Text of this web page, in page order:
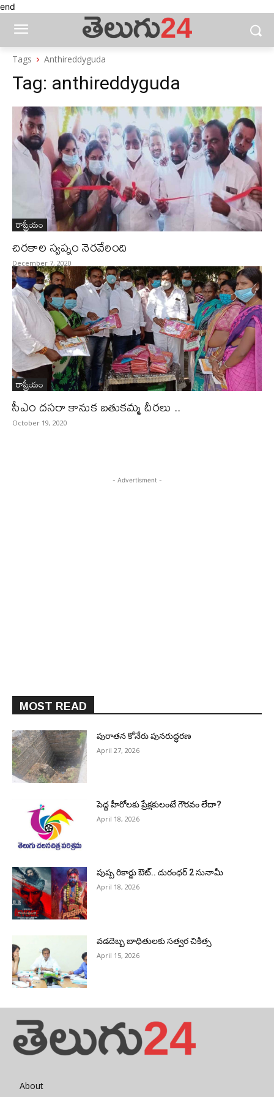
end
Tags Anthireddyguda
Tag: anthireddyguda
రాష్ట్రీయం
చిరకాల స్వప్నం నెరవేరింది
December 7, 2020
రాష్ట్రీయం
సీఎం దసరా కానుక బతుకమ్మ చీరలు ..
October 19, 2020
- Advertisment -
MOST READ
పురాత‌న కోనేరు పున‌రుద్ధ‌ర‌ణ
April 27, 2026
పెద్ద హీరోల‌కు ప్రేక్ష‌కులంటే గౌర‌వం లేదా?
April 18, 2026
పుష్ప రికార్డు ఔట్‌.. దురంధ‌ర్ 2 సునామీ
April 18, 2026
వడదెబ్బ బాధితులకు సత్వర చికిత్స
April 15, 2026
About